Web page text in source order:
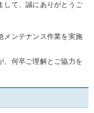
して、誠にありがとうご
メンテナンス作業を実施
、何卒ご理解とご協力を